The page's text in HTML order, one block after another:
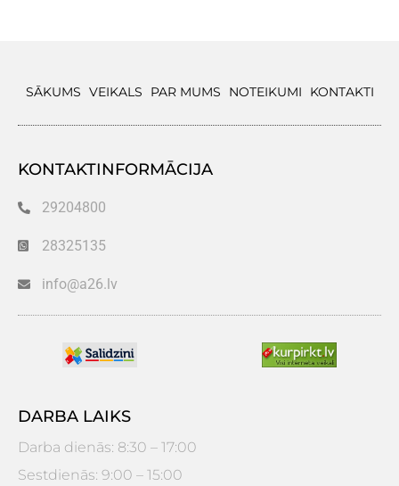
SĀKUMS VEIKALS PAR MUMS NOTEIKUMI KONTAKTI
KONTAKTINFORMĀCIJA
29204800
28325135
info@a26.lv
DARBA LAIKS
Darba dienās: 8:30 – 17:00
Sestdienās: 9:00 – 15:00